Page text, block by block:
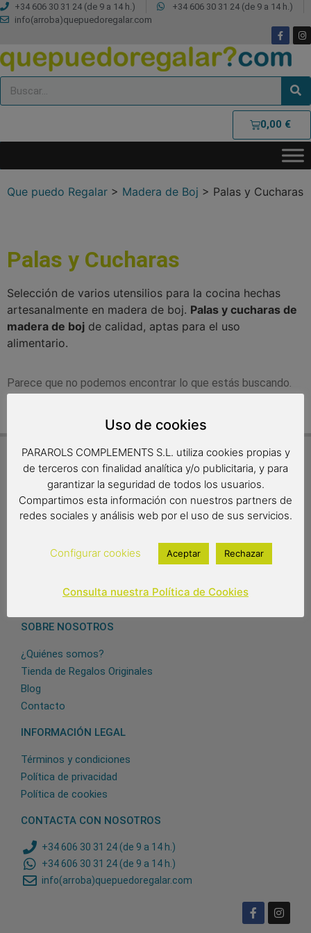
+34 606 30 31 24 (de 9 a 14 h.)
+34 606 30 31 24 (de 9 a 14 h.)
info(arroba)quepuedoregalar.com
0,00 €
Que puedo Regalar > Madera de Boj > Palas y Cucharas
Palas y Cucharas
Selección de varios utensilios para la cocina hechas
artesanalmente en madera de boj. Palas y cucharas de
madera de boj de calidad, aptas para el uso
alimentario.
Parece que no podemos encontrar lo que estás buscando.
INFORMACIÓN PRÁCTICA
Preguntas más frecuentes
¡Envío gratuito!
Política de devoluciones
Envolvemos para regalo
SOBRE NOSOTROS
¿Quiénes somos?
Tienda de Regalos Originales
Blog
Contacto
INFORMACIÓN LEGAL
Términos y condiciones
Política de privacidad
Política de cookies
CONTACTA CON NOSOTROS
+34 606 30 31 24 (de 9 a 14 h.)
+34 606 30 31 24 (de 9 a 14 h.)
info(arroba)quepuedoregalar.com
Uso de cookies
PARAROLS COMPLEMENTS S.L. utiliza cookies propias y
de terceros con finalidad analítica y/o publicitaria, y para
garantizar la seguridad de todos los usuarios.
Compartimos esta información con nuestros partners de
redes sociales y análisis web por el uso de sus servicios.
Configurar cookies Aceptar Rechazar
Consulta nuestra Política de Cookies